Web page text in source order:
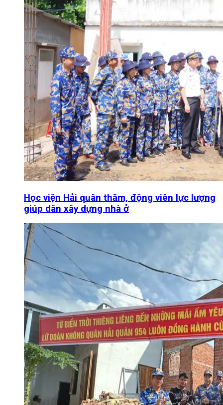
Học viện Hải quân thăm, động viên lực lượng
giúp dân xây dựng nhà ở